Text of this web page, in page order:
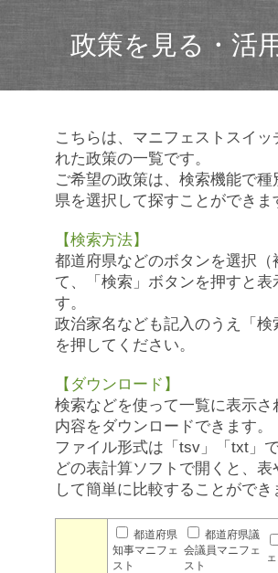
政策を見る・活
こちらは、マニフェストスイッ
れた政策の一覧です。
ご希望の政策は、検索機能で種
県を選択して探すことができま
【検索方法】
都道府県などのボタンを選択（
て、「検索」ボタンを押すと表
す。
政治家名なども記入のうえ「検
を押してください。
【ダウンロード】
検索などを使って一覧に表示さ
内容をダウンロードできます。
ファイル形式は「tsv」「txt」
どの表計算ソフトで開くと、表
して簡単に比較することができ
都道府県
知事マニフェ
スト
都道府県議
会議員マニフェ
スト